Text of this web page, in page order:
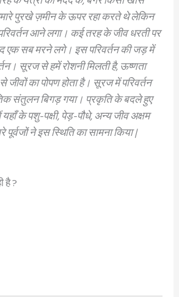
पुरखे ज़मीन के ऊपर रहा करते थे लेकिन
आने लगा। कई तरह के जीवधरती पर
एक सब मरनेलगे। इस परिवर्तन की जड़ में
सूरज से हमें रोशनी मिलती है, ऊष्णता
जीवों का पोपण होता है। सूरज में परिवर्तन
संतुलनबिगड़ गया। प्रकृति के बदले हुए
के पशु-पक्षी, पेड़-पौधे, अन्य जीव अक्षम
पूर्वजों ने इस स्थिति कासामना किया |
है ?